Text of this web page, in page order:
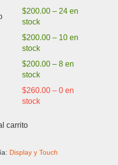
$200.00 – 24 en
stock
$200.00 – 10 en
stock
$200.00 –8 en
stock
$260.00 –0 en
stock
carrito
Display y Touch